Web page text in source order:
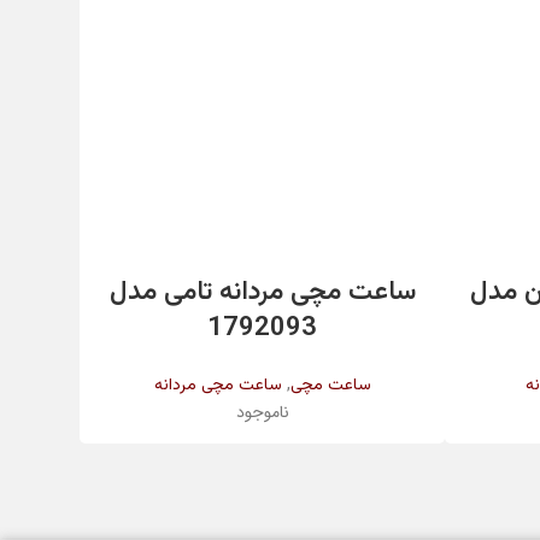
کریستال معدنی
43.5 میلیمتر
مدل
اطلاعات بیشتر
ساعت مچی مردانه تامی مدل
1792093
ساعت مچی, ساعت مچی مردانه
ناموجود